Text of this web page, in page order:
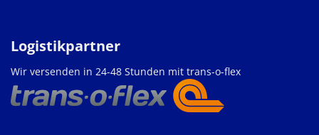
Logistikpartner
Wir versenden in 24-48 Stunden mit trans-o-flex